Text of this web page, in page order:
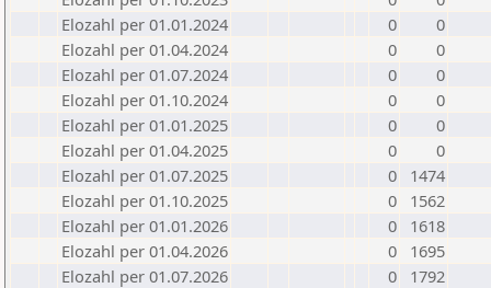
Elozahl per 01.01.2024
0
0
Elozahl per 01.04.2024
0
0
Elozahl per 01.07.2024
0
0
Elozahl per 01.10.2024
0
0
Elozahl per 01.01.2025
0
0
Elozahl per 01.04.2025
0
0
Elozahl per 01.07.2025
0
1474
Elozahl per 01.10.2025
0
1562
Elozahl per 01.01.2026
0
1618
Elozahl per 01.04.2026
0
1695
Elozahl per 01.07.2026
0
1792